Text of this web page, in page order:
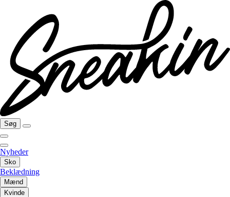
Søg
Nyheder
Sko
Beklædning
Mænd
Kvinde